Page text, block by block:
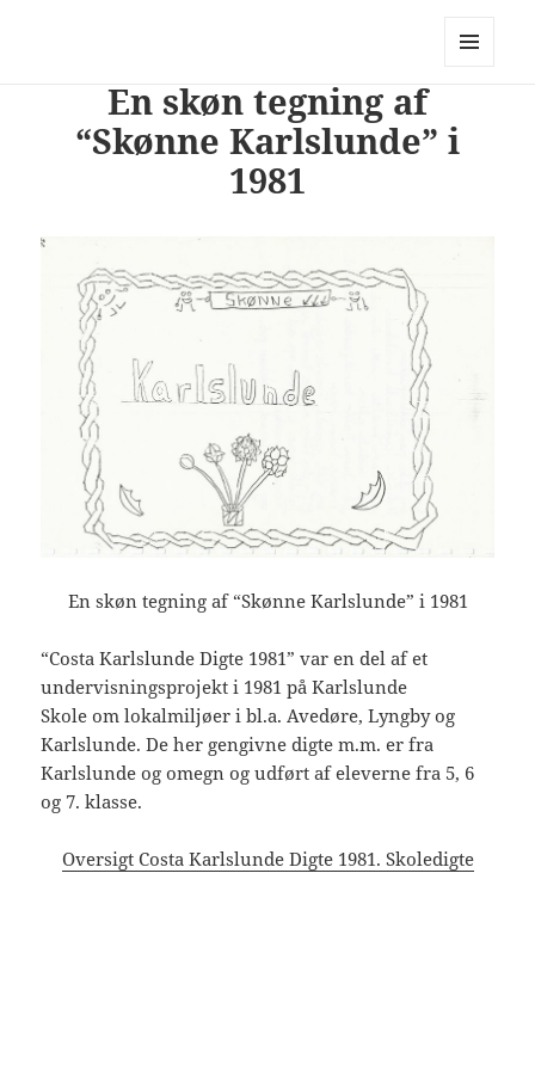
PhotoStory – en rejse i billeder og
En skøn tegning af
“Skønne Karlslunde” i
1981
En skøn tegning af “Skønne Karlslunde” i 1981
“Costa Karlslunde Digte 1981” var en del af et
undervisningsprojekt i 1981 på Karlslunde
Skole om lokalmiljøer i bl.a. Avedøre, Lyngby og
Karlslunde. De her gengivne digte m.m. er fra
Karlslunde og omegn og udført af eleverne fra 5, 6
og 7. klasse.
Oversigt Costa Karlslunde Digte 1981. Skoledigte